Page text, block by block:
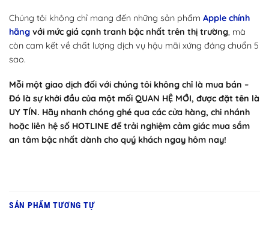
Chúng tôi không chỉ mang đến những sản phẩm Apple chính
hãng với mức giá cạnh tranh bậc nhất trên thị trường, mà
còn cam kết về chất lượng dịch vụ hậu mãi xứng đáng chuẩn 5
sao.
Mỗi một giao dịch đối với chúng tôi không chỉ là mua bán –
Đó là sự khởi đầu của một mối QUAN HỆ MỚI, được đặt tên là
UY TÍN. Hãy nhanh chóng ghé qua các cửa hàng, chi nhánh
hoặc liên hệ số HOTLINE để trải nghiệm cảm giác mua sắm
an tâm bậc nhất dành cho quý khách ngay hôm nay!
SẢN PHẨM TƯƠNG TỰ